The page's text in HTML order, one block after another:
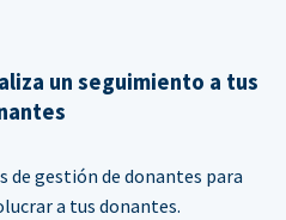
un seguimiento a tus
de gestión de donantes para
a tus donantes.